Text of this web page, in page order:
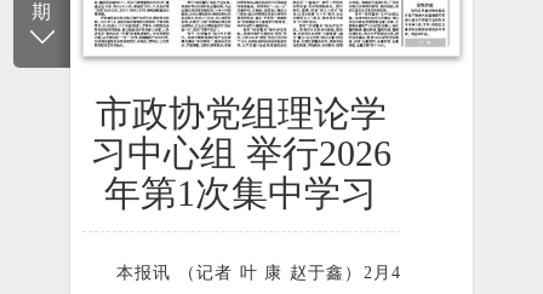
期
市政协党组理论学
习中心组 举行2026
年第1次集中学习
本报讯 （记者 叶 康 赵于鑫）2月4